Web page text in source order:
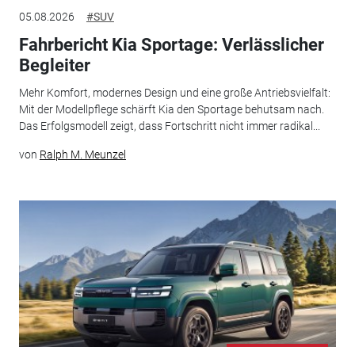
05.08.2026 #SUV
Fahrbericht Kia Sportage: Verlässlicher
Begleiter
Mehr Komfort, modernes Design und eine große Antriebsvielfalt:
Mit der Modellpflege schärft Kia den Sportage behutsam nach.
Das Erfolgsmodell zeigt, dass Fortschritt nicht immer radikal...
von Ralph M. Meunzel